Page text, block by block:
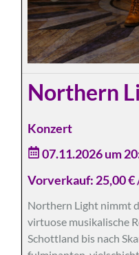
Northern
Konzert
07.11.2026 um
Vorverkauf: 25,00 €
Northern Light nimmt
virtuose musikalische
Schottland bis nach